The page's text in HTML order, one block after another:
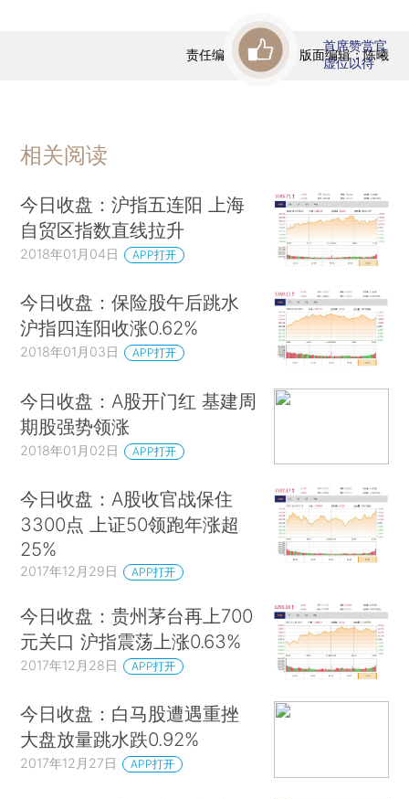
责任编辑：曹文姣 | 版面编辑：陈曦
首席赞赏官
虚位以待
相关阅读
今日收盘：沪指五连阳 上海
自贸区指数直线拉升
2018年01月04日 APP打开
今日收盘：保险股午后跳水
沪指四连阳收涨0.62%
2018年01月03日 APP打开
今日收盘：A股开门红 基建周
期股强势领涨
2018年01月02日 APP打开
今日收盘：A股收官战保住
3300点 上证50领跑年涨超
25%
2017年12月29日 APP打开
今日收盘：贵州茅台再上700
元关口 沪指震荡上涨0.63%
2017年12月28日 APP打开
今日收盘：白马股遭遇重挫
大盘放量跳水跌0.92%
2017年12月27日 APP打开